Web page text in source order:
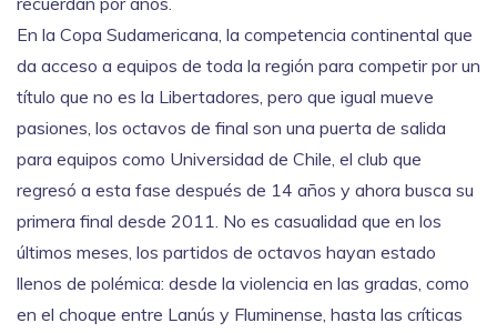
En la Copa Sudamericana, la competencia continental que
da acceso a equipos de toda la región para competir por un
título que no es la Libertadores, pero que igual mueve
pasiones, los octavos de final son una puerta de salida
para equipos como Universidad de Chile, el club que
regresó a esta fase después de 14 años y ahora busca su
primera final desde 2011. No es casualidad que en los
últimos meses, los partidos de octavos hayan estado
llenos de polémica: desde la violencia en las gradas, como
en el choque entre Lanús y Fluminense, hasta las críticas